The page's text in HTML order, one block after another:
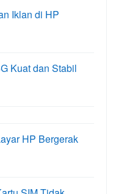
Iklan di HP
Kuat dan Stabil
HP Bergerak